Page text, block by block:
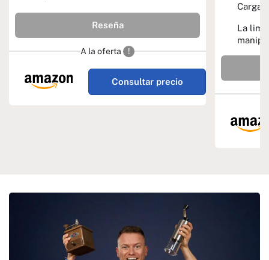
Reseña
A la oferta !
Consultar precio
Carga
La